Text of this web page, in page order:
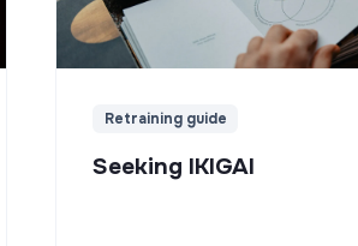
Retraining guide
Seeking IKIGAI